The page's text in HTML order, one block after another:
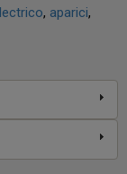
aparici